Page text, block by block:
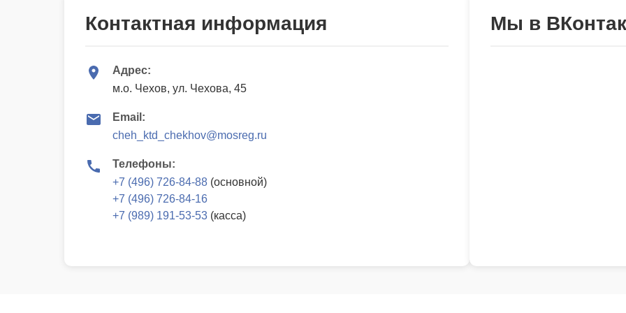
Контактная информация
Адрес:
м.о. Чехов, ул. Чехова, 45
Email:
cheh_ktd_chekhov@mosreg.ru
Телефоны:
+7 (496) 726-84-88 (основной)
+7 (496) 726-84-16
+7 (989) 191-53-53 (касса)
Мы в